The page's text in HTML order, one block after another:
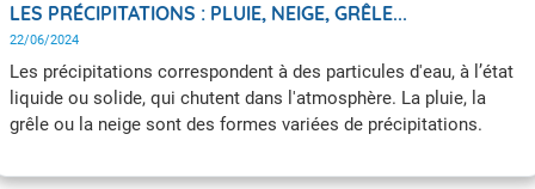
LES PRÉCIPITATIONS : PLUIE, NEIGE, GRÊLE...
22/06/2024
Les précipitations correspondent à des particules d'eau, à l’état
liquide ou solide, qui chutent dans l'atmosphère. La pluie, la
grêle ou la neige sont des formes variées de précipitations.